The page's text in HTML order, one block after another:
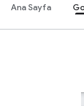
Ana Sayfa